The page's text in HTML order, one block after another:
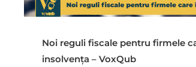
Noi reguli fiscale pentru firmele
insolvența – VoxQub